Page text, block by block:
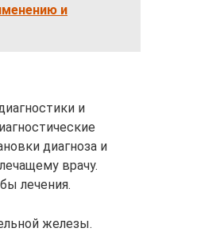
и
и
диагноза и
врачу.
лечения.
железы.